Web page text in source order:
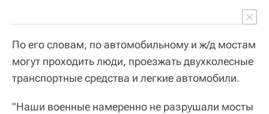
По его словам, по автомобильному и ж/д мостам
могут проходить люди, проезжать двухколесные
транспортные средства и легкие автомобили.
"Наши военные намеренно не разрушали мосты